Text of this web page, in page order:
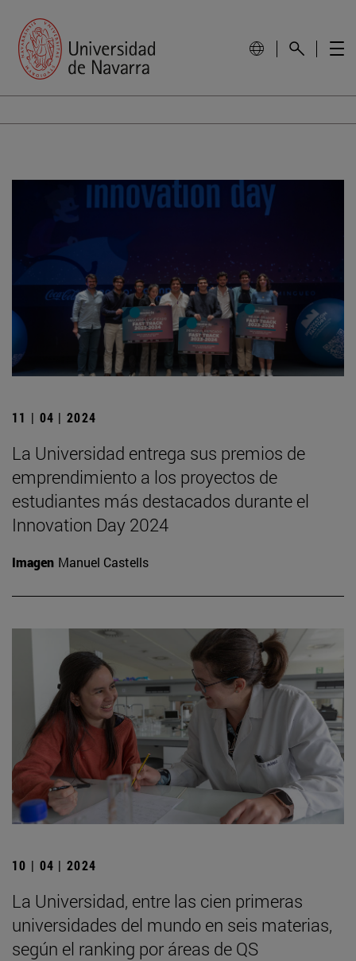
11 | 04 | 2024
La Universidad entrega sus premios de
emprendimiento a los proyectos de
estudiantes más destacados durante el
Innovation Day 2024
Imagen Manuel Castells
10 | 04 | 2024
La Universidad, entre las cien primeras
universidades del mundo en seis materias,
según el ranking por áreas de QS